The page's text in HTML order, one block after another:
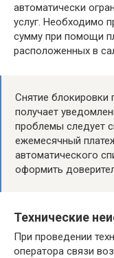
автоматически
услуг. Необходимо
сумму при помощи
расположенных в
Снятие блокировки
получает
проблемы следует
ежемесячный
автоматического
оформить
Технические
При проведении
оператора связи